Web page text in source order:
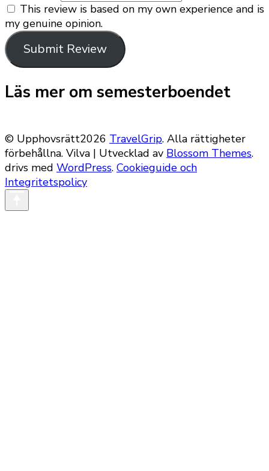
This review is based on my own experience and is
my genuine opinion.
Submit Review
Läs mer om semesterboendet
© Upphovsrätt2026 TravelGrip. Alla rättigheter
förbehållna. Vilva | Utvecklad av Blossom Themes.
drivs med WordPress. Cookieguide och
Integritetspolicy